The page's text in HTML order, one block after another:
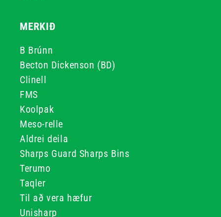
MERKIÐ
B Brúnn
Becton Dickenson (BD)
Clinell
FMS
Koolpak
Meso-relle
Aldrei deila
Sharps Guard Sharps Bins
Terumo
Taqler
Til að vera hæfur
Unisharp